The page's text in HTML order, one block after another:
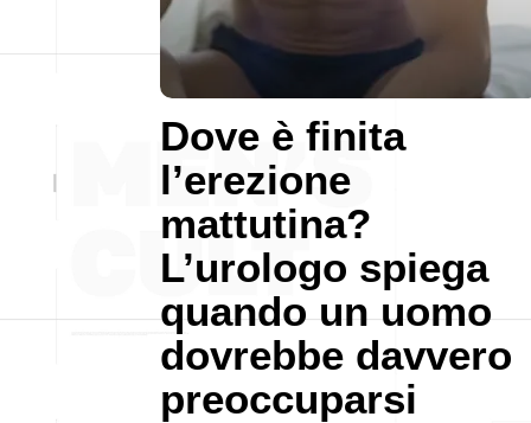
Dove è finita
l’erezione
mattutina?
L’urologo spiega
quando un uomo
dovrebbe davvero
preoccuparsi